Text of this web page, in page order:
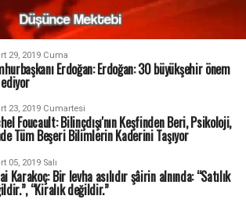
29, 2019 Cuma
Erdoğan: Erdoğan: 30 büyükşehir önem
23, 2019 Cumartesi
Foucault: Bilinçdışı'nın Keşfinden Beri, Psikoloji,
Tüm Beşeri Bilimlerin Kaderini Taşıyor
05, 2019 Salı
Karakoç: Bir levha asılıdır şâirin alnında: “Satılık
“Kiralık değildir.”